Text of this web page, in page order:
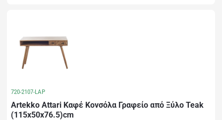
720-2107-LAP
Artekko Attari Καφέ Κονσόλα Γραφείο από Ξύλο Teak
(115x50x76.5)cm